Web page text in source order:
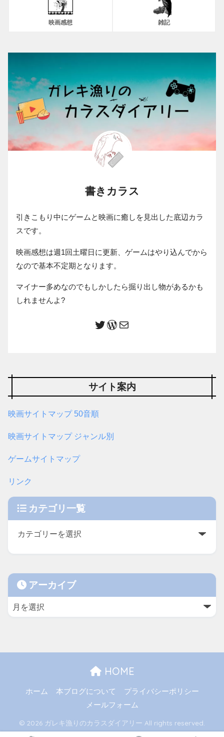
映画感想 雑記
書きカラス
引きこもり中にゲームと映画に癒しを見出した底辺カラ
スです。
映画感想は週1回土曜日に更新、ゲームはやり込んでから
なので基本不定期となります。
マイナー多めなのでもしかしたら掘り出し物があるかも
しれませんよ?
サイト案内
映画サイトマップ 50音順
映画サイトマップ ジャンル別
ゲームサイトマップ
リンク
カテゴリ一覧
アーカイブ
HOME
ホーム 本ブログについて
プライバシーポリシー
メールフォーム
© 2026 ガレキ漁りのカラスダイアリー All rights reserved.